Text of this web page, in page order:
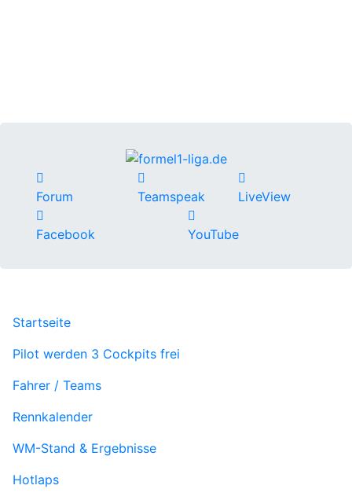
Forum Teamspeak LiveView
Facebook YouTube
Startseite
Pilot werden 3 Cockpits frei
Fahrer / Teams
Rennkalender
WM-Stand & Ergebnisse
Hotlaps